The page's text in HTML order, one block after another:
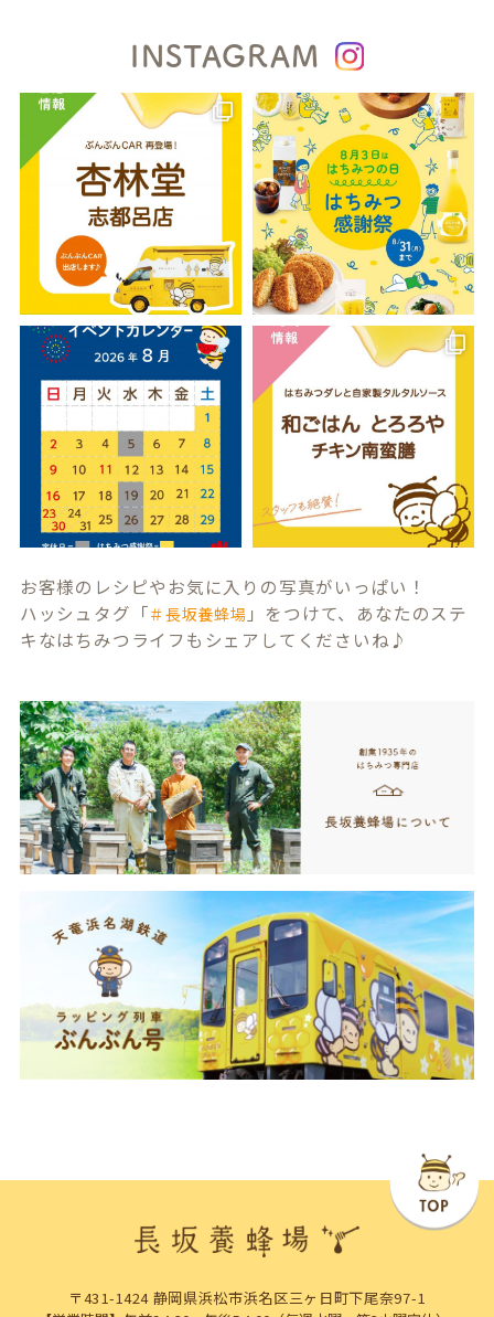
INSTAGRAM
お客様のレシピやお気に入りの写真がいっぱい！
ハッシュタグ「＃長坂養蜂場 」をつけて、あなたのステ
キなはちみつライフもシェアしてくださいね♪
〒431-1424 静岡県浜松市浜名区三ヶ日町下尾奈97-1